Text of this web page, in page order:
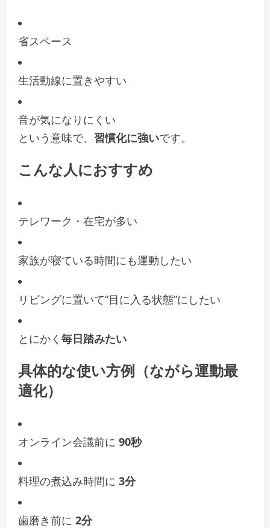
省スペース
生活動線に置きやすい
音が気になりにくい
という意味で、 習慣化に強いです。
こんな人におすすめ
テレワーク・在宅が多い
家族が寝ている時間にも運動したい
リビングに置いて“目に入る状態”にしたい
とにかく 毎日踏みたい
具体的な使い方例（ながら運動最
適化）
オンライン会議前に 90秒
料理の煮込み時間に 3分
歯磨き前に 2分